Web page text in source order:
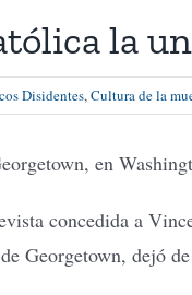
la
Disidentes,Cultura de la
en
concedida a
Georgetown, dejó